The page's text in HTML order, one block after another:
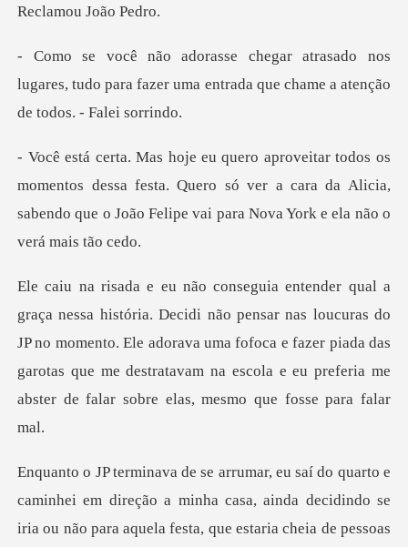
nos
lugares, tudo para fazer uma entrada que
tos dessa festa. Quero só ver a cara da Alicia,
sabendo que o
nas loucuras do
JP no momento. Ele adorava uma fofoca e fazer piada das
garotas que me destr
iria ou não para aquela festa, que estaria cheia de pessoas